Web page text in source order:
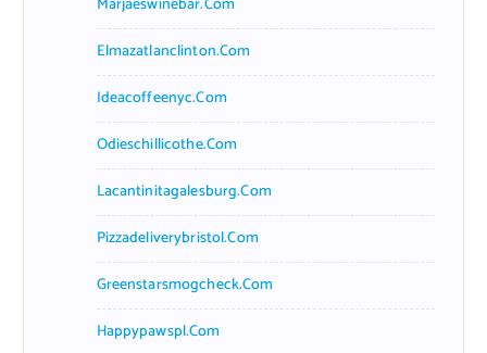
Elmazatlanclinton.com
Ideacoffeenyc.com
Odieschillicothe.com
Lacantinitagalesburg.com
Pizzadeliverybristol.com
Greenstarsmogcheck.com
Happypawspl.com